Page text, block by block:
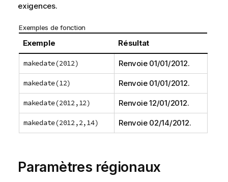
exigences.
Exemples de fonction
Exemple Résultat
makedate(2012) Renvoie 01/01/2012.
makedate(12) Renvoie 01/01/2012.
makedate(2012,12) Renvoie12/01/2012.
makedate(2012,2,14) Renvoie 02/14/2012.
Paramètres régionaux